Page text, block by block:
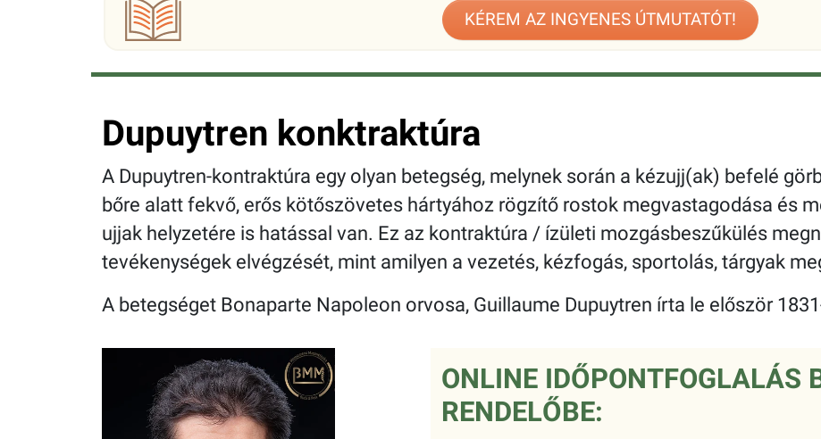
KÉREM AZ INGYENES ÚTMUTATÓT!
Dupuytren konktraktúra
A Dupuytren-kontraktúra egy olyan betegség, melynek során a kézujj(ak) befelé
bőre alatt fekvő, erős kötőszövetes hártyához rögzítő rostok megvastagodása és
ujjak helyzetére is hatással van. Ez az kontraktúra / ízületi mozgásbeszűkülés
tevékenységek elvégzését, mint amilyen a vezetés, kézfogás, sportolás, tárgyak
A betegséget Bonaparte Napoleon orvosa, Guillaume Dupuytren írta le először
ONLINE IDŐPONTFOGLALÁS
RENDELŐBE: